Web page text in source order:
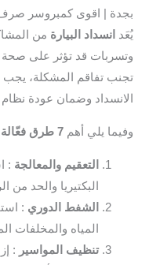
| اقوى كمبروسر صرف
انسداد البيارة
من المشاكل
قد تؤثر على صحة
تفاقم المشكلة، يجب
وضمان عودة نظام
يلي أهم7 طرق فعّالة لعلاج انسداد البيارة
التعقيم والمعالجة:
البكتيريا والحد من الروائح
الشفط الدوري : استخدام
المياه والمخلفات
تنظيف المواسير: إزالة